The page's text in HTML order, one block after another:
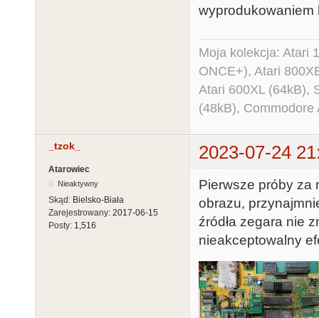
wyprodukowaniem
Moja kolekcja: Atari
ONCE+), Atari
Atari 600XL (64kB),
(48kB),
_tzok_ 2023-07-24
Atarowiec
Nieaktywny
Skąd: Bielsko-Biała
Zarejestrowany: 2017-06-15
Posty: 1,516
Pierwsze próby za
obrazu,
źródła zegara nie
nieakceptowalny